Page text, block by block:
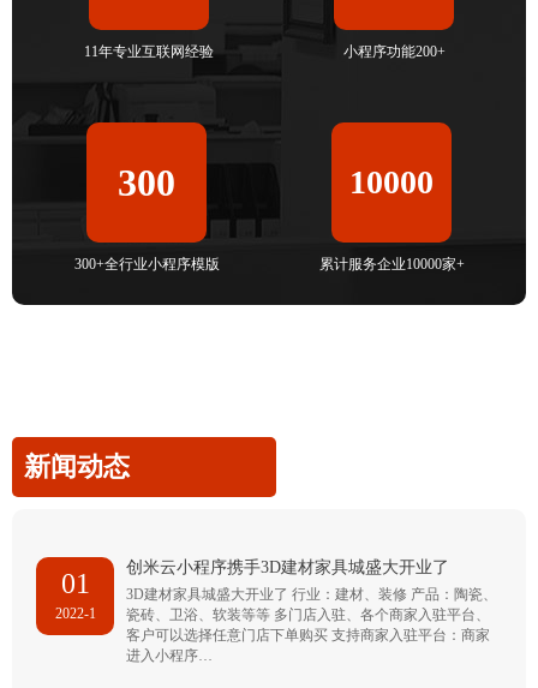
11年专业互联网经验 小程序功能200+
300
300+全行业小程序模版
10000
累计服务企业10000家+
新闻动态
01
2022-1
创米云小程序携手3D建材家具城盛大开业了
3D建材家具城盛大开业了 行业：建材、装修 产品：陶瓷、
瓷砖、卫浴、软装等等 多门店入驻、各个商家入驻平台、
客户可以选择任意门店下单购买 支持商家入驻平台：商家
进入小程序…